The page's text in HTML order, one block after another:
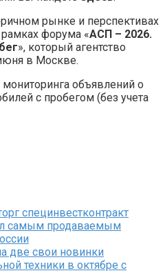
рынке и перспективах
форума «АСП – 2026.
», который агентство
в Москве.
объявлений о
с пробегом (без учета
специнвестконтракт
самым продаваемым
две свои новинки
техники в октябре с